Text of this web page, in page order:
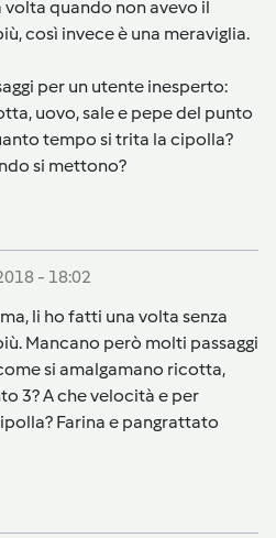
quando non avevo il
così invece è una meraviglia.
per un utente inesperto:
uovo, sale e pepe del punto
tempo si trita la cipolla?
si mettono?
- 18:02
li ho fatti una volta senza
Mancano però molti passaggi
si amalgamano ricotta,
3? A che velocità e per
Farina e pangrattato